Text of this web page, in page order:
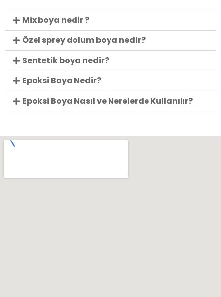
Mix boya nedir ?
Özel sprey dolum boya nedir?
Sentetik boya nedir?
Epoksi Boya Nedir?
Epoksi Boya Nasıl ve Nerelerde Kullanılır?